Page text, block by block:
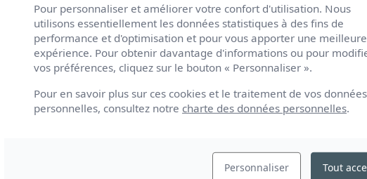
Pour personnaliser et améliorer votre confort d'utilisation. Nous
utilisons essentiellement les données statistiques à des fins de
performance et d'optimisation et pour vous apporter une meilleure
expérience. Pour obtenir davantage d'informations ou pour
vos préférences, cliquez sur le bouton « Personnaliser ».
Pour en savoir plus sur ces cookies et le traitement de vos données
personnelles, consultez notre charte des données personnelles.
Personnaliser Tout